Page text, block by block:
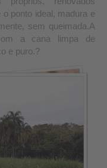
ponto ideal, madura e
sem queimada.A
a cana limpa de
e puro.?